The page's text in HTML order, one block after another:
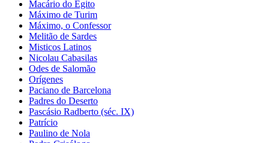
Macário do Egito
Máximo de Turim
Máximo, o Confessor
Melitão de Sardes
Misticos Latinos
Nicolau Cabasilas
Odes de Salomão
Orígenes
Paciano de Barcelona
Padres do Deserto
Pascásio Radberto (séc. IX)
Patrício
Paulino de Nola